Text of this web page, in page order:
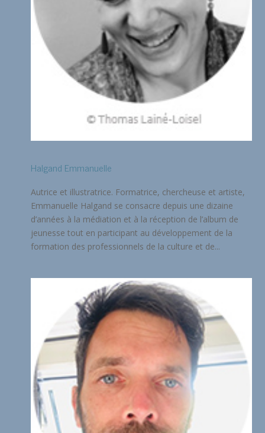
Halgand Emmanuelle
Autrice et illustratrice. Formatrice, chercheuse et artiste,
Emmanuelle Halgand se consacre depuis une dizaine
d’années à la médiation et à la réception de l’album de
jeunesse tout en participant au développement de la
formation des professionnels de la culture et de...